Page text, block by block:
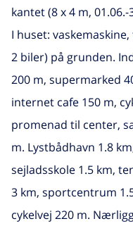
kantet (8 x 4 m,
I huset:
2 biler) på grunden.
200 m, supermarked
internet cafe 150 m,
promenad til center,
m. Lystbådhavn 1.8
sejladsskole 1.5 km,
3 km, sportcentrum
cykelvej 220 m.